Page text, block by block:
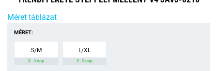
Méret táblázat
MÉRET:
S/M
3 - 5 nap
L/XL
3 - 5 nap